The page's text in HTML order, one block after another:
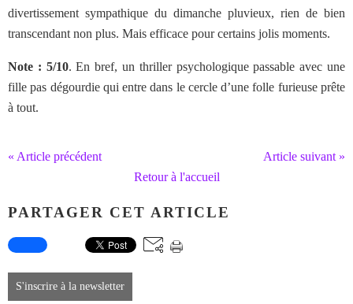
divertissement sympathique du dimanche pluvieux, rien de bien
transcendant non plus. Mais efficace pour certains jolis moments.
Note : 5/10. En bref, un thriller psychologique passable avec une
fille pas dégourdie qui entre dans le cercle d’une folle furieuse prête
à tout.
« Article précédent
Article suivant »
Retour à l'accueil
PARTAGER CET ARTICLE
S'inscrire à la newsletter